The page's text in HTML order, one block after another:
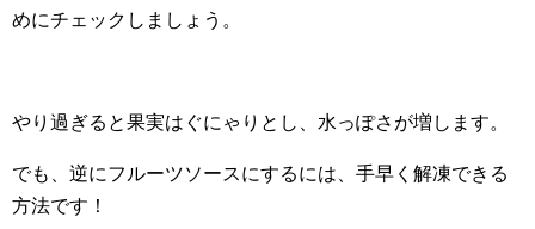
めにチェックしましょう。
やり過ぎると果実はぐにゃりとし、水っぽさが増します。
でも、逆にフルーツソースにするには、手早く解凍できる
方法です！